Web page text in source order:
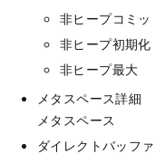
非ヒープコミッ
非ヒープ初期化
非ヒープ最大
メタスペース詳細
メタスペース
ダイレクトバッフ